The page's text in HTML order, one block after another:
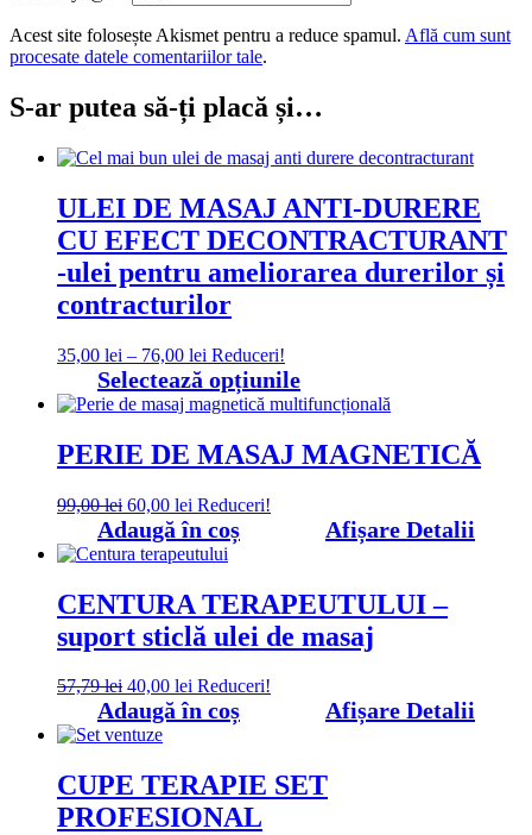
Acest site folosește Akismet pentru a reduce spamul. Află cum sunt
procesate datele comentariilor tale.
S-ar putea să-ți placă și…
ULEI DE MASAJ ANTI-DURERE
CU EFECT DECONTRACTURANT
-ulei pentru ameliorarea durerilor și
contracturilor
35,00 lei – 76,00 lei Interval
de
prețuri:
35,00 lei
la
Reduceri!
Selectează opțiunile
produs
are
multe
pot
fi
pagina
produsului.
PERIE DE MASAJ MAGNETICĂ
99,00lei Prețul
inițial
a
fost:
60,00 lei Prețul
curent
este:
60,00 lei.
Reduceri!
Adaugă în coș Afișare Detalii
CENTURA TERAPEUTULUI –
suport sticlă ulei de masaj
57,79lei Prețul
inițial
a
fost:
57,79 lei.
40,00 lei Prețul
curent
este:
Reduceri!
Adaugă în coș Afișare Detalii
CUPE TERAPIE SET
PROFESIONAL